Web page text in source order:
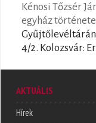
Kénosi Tőzsér
egyház
4/2. Kolozsvár:
AKTUÁLIS
Hírek